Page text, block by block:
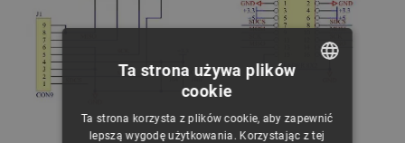
CZECH
Ta strona używa plików
cookie
Ta strona korzysta z plików cookie, aby zapewnić
lepszą wygodę użytkowania. Korzystając z tej